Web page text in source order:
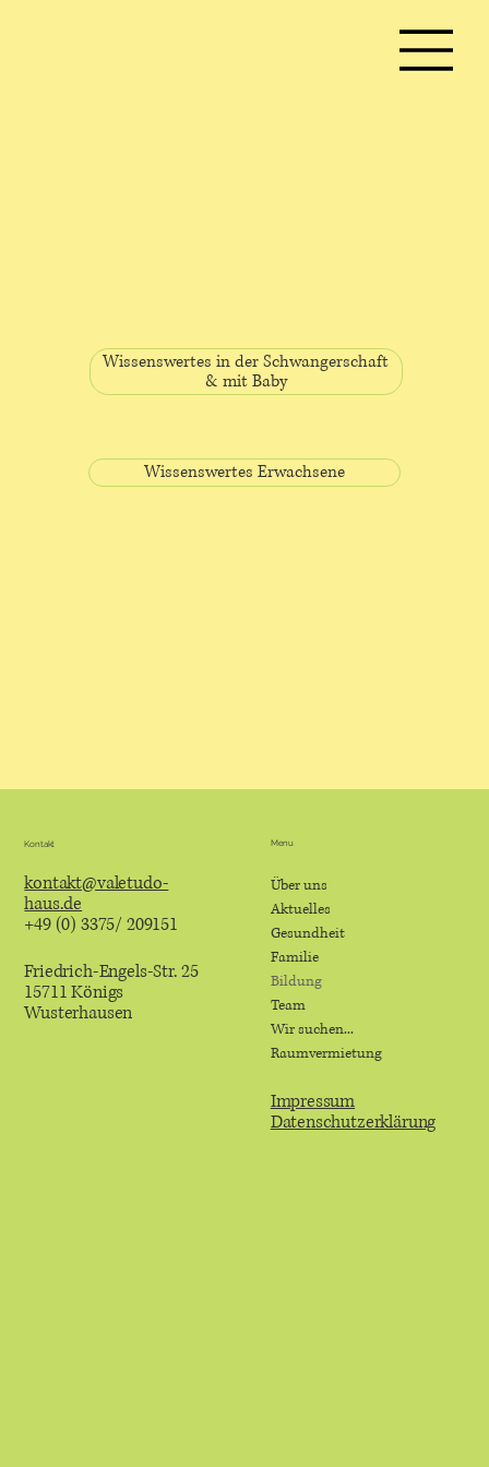
Wissenswertes in der Schwangerschaft
& mit Baby
Wissenswertes Erwachsene
Kontakt
kontakt@valetudo-
haus.de
+49 (0) 3375/ 209151
Friedrich-Engels-Str. 25
15711 Königs
Wusterhausen
Menu
Über uns
Aktuelles
Gesundheit
Familie
Bildung
Team
Wir suchen...
Raumvermietung
Impressum
Datenschutzerklärung